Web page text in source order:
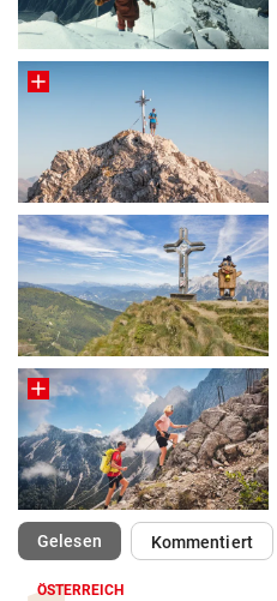
Gelesen(ausgewählt)Kommentiert
ÖSTERREICH